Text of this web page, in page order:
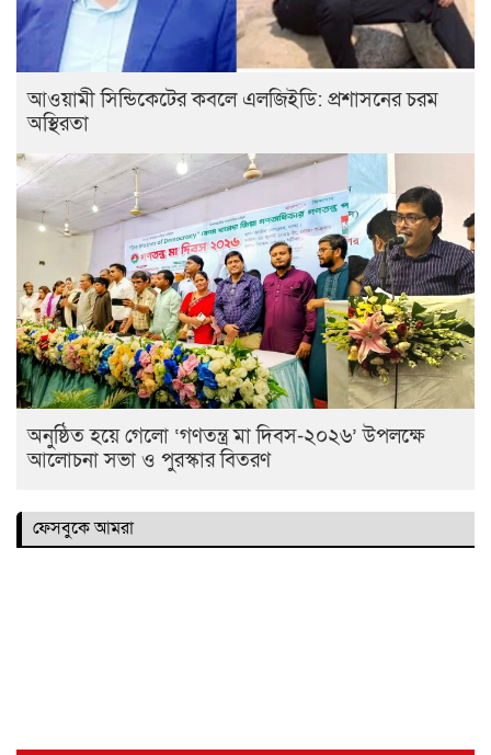
‎আওয়ামী সিন্ডিকেটের কবলে এলজিইডি: প্রশাসনের চরম
অস্থিরতা
অনুষ্ঠিত হয়ে গেলো ‘গণতন্ত্র মা দিবস-২০২৬’ উপলক্ষে
আলোচনা সভা ও পুরস্কার বিতরণ
ফেসবুকে আমরা